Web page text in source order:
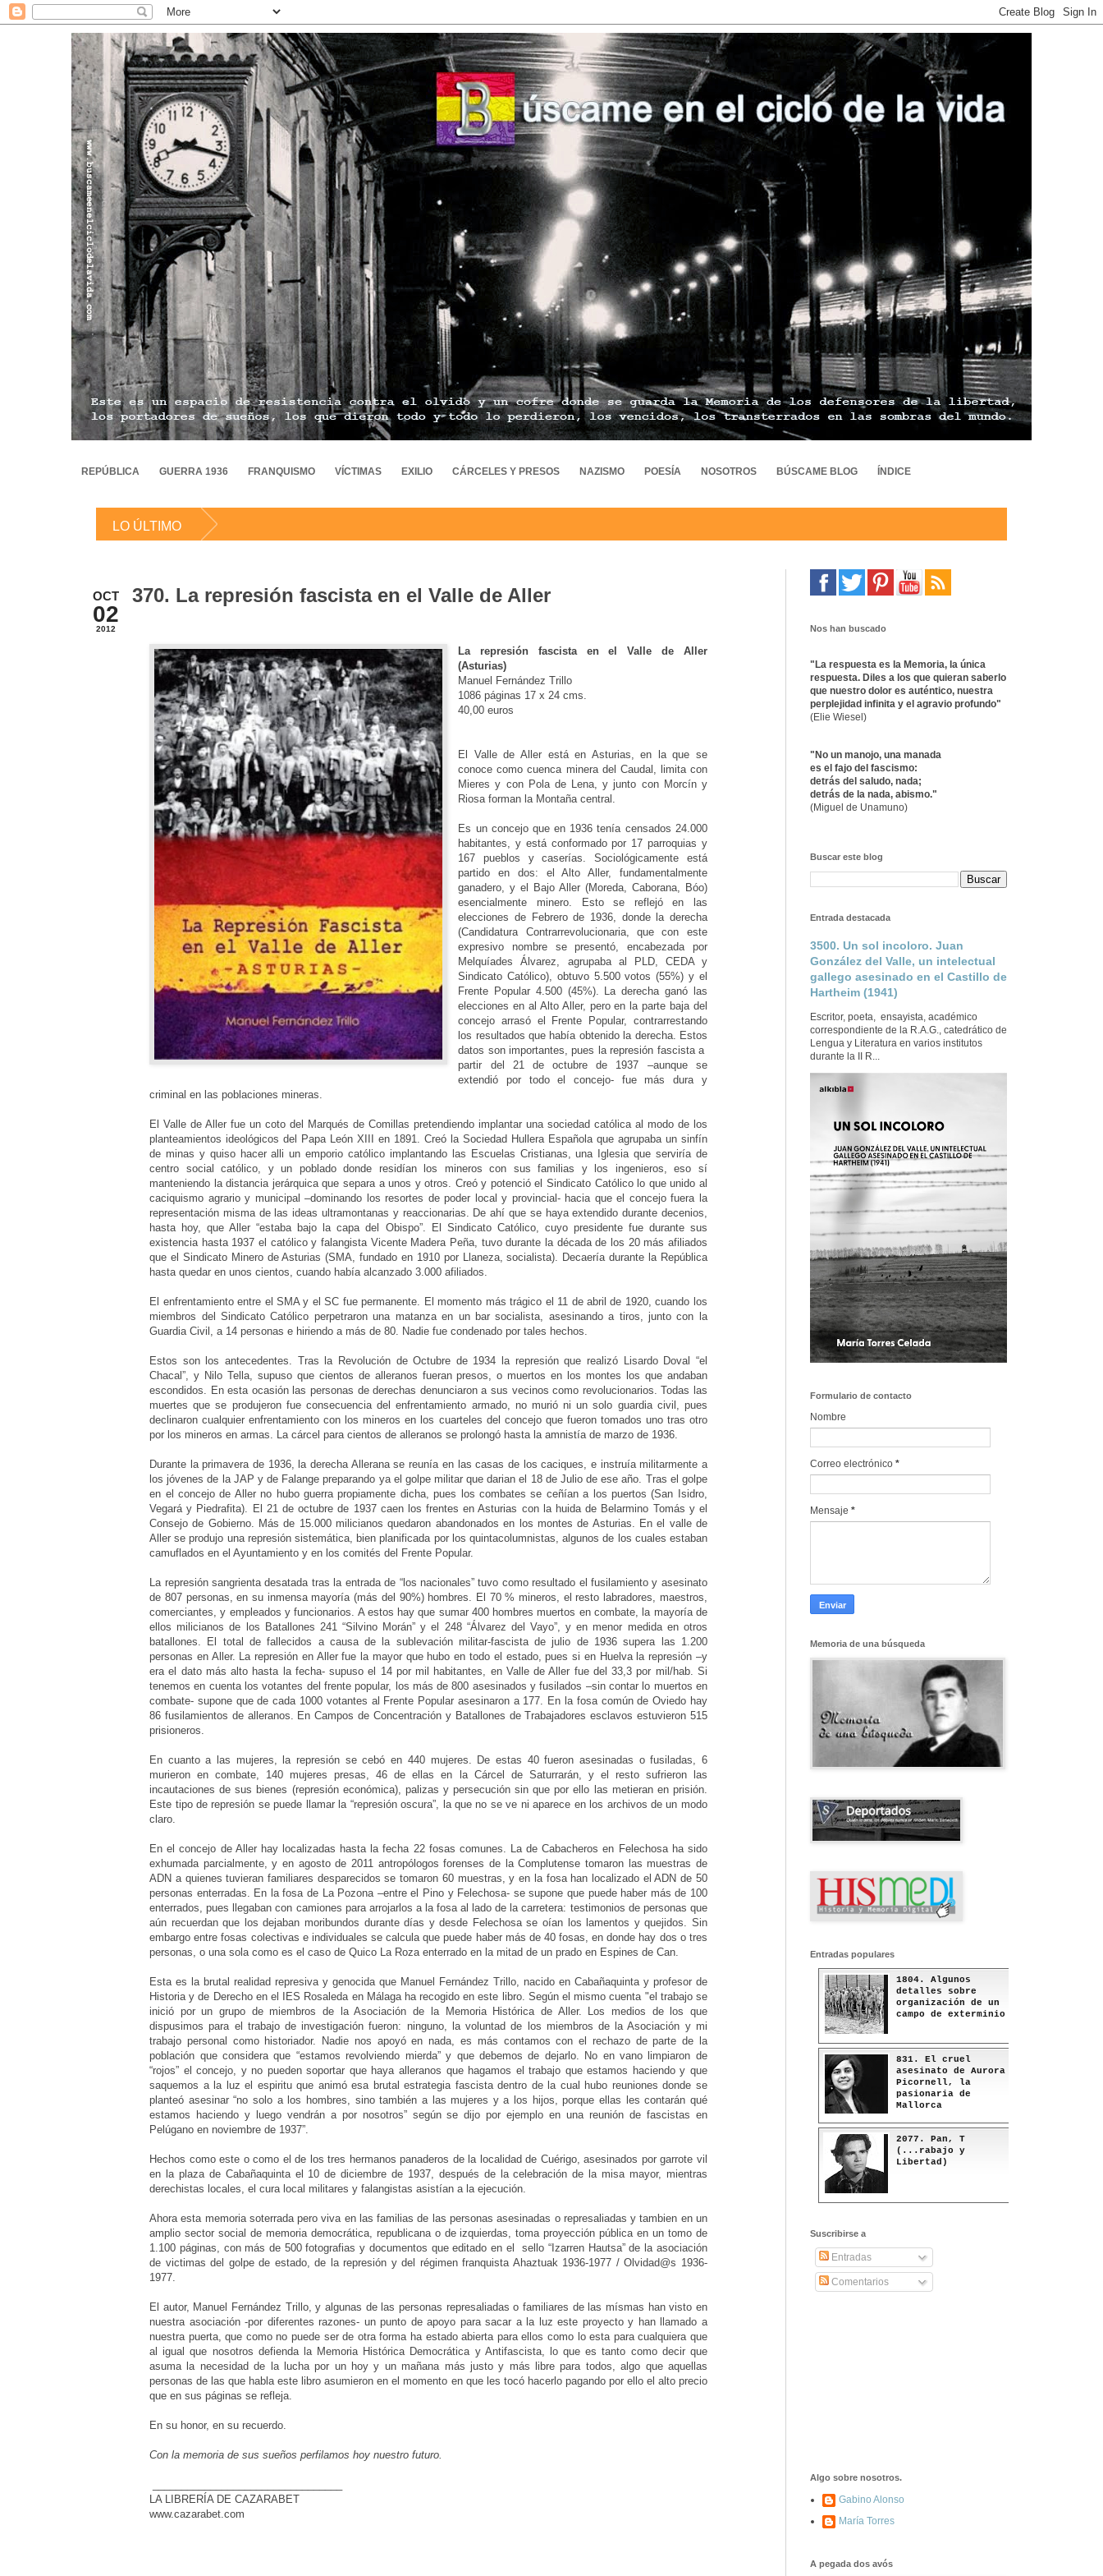
REPÚBLICA GUERRA 1936 FRANQUISMO VÍCTIMAS EXILIO CÁRCELES Y PRESOS NAZISMO POESÍA NOSOTROS BÚSCAME BLOG ÍNDICE
LO ÚLTIMO
OCT
02
2012
370. La represión fascista en el Valle de Aller
La represión fascista en el Valle de Aller
(Asturias)
Manuel Fernández Trillo
1086 páginas 17 x 24 cms.
40,00 euros
El Valle de Aller está en Asturias, en la que se
conoce como cuenca minera del Caudal, limita con
Mieres y con Pola de Lena, y junto con Morcín y
Riosa forman la Montaña central.
Es un concejo que en 1936 tenía censados 24.000
habitantes, y está conformado por 17 parroquias y
167 pueblos y caserías. Sociológicamente está
partido en dos: el Alto Aller, fundamentalmente
ganadero, y el Bajo Aller (Moreda, Caborana, Bóo)
esencialmente minero. Esto se reflejó en las
elecciones de Febrero de 1936, donde la derecha
(Candidatura Contrarrevolucionaria, que con este
expresivo nombre se presentó, encabezada por
Melquíades Álvarez, agrupaba al PLD, CEDA y
Sindicato Católico), obtuvo 5.500 votos (55%) y el
Frente Popular 4.500 (45%). La derecha ganó las
elecciones en al Alto Aller, pero en la parte baja del
concejo arrasó el Frente Popular, contrarrestando
los resultados que había obtenido la derecha. Estos
datos son importantes, pues la represión fascista a
partir del 21 de octubre de 1937 –aunque se
extendió por todo el concejo- fue más dura y
criminal en las poblaciones mineras.
El Valle de Aller fue un coto del Marqués de Comillas pretendiendo implantar una sociedad católica al modo de los
planteamientos ideológicos del Papa León XIII en 1891. Creó la Sociedad Hullera Española que agrupaba un sinfín
de minas y quiso hacer alli un emporio católico implantando las Escuelas Cristianas, una Iglesia que serviría de
centro social católico, y un poblado donde residían los mineros con sus familias y los ingenieros, eso sí
manteniendo la distancia jerárquica que separa a unos y otros. Creó y potenció el Sindicato Católico lo que unido al
caciquismo agrario y municipal –dominando los resortes de poder local y provincial- hacia que el concejo fuera la
representación misma de las ideas ultramontanas y reaccionarias. De ahí que se haya extendido durante decenios,
hasta hoy, que Aller “estaba bajo la capa del Obispo”. El Sindicato Católico, cuyo presidente fue durante sus
existencia hasta 1937 el católico y falangista Vicente Madera Peña, tuvo durante la década de los 20 más afiliados
que el Sindicato Minero de Asturias (SMA, fundado en 1910 por Llaneza, socialista). Decaería durante la República
hasta quedar en unos cientos, cuando había alcanzado 3.000 afiliados.
El enfrentamiento entre el SMA y el SC fue permanente. El momento más trágico el 11 de abril de 1920, cuando los
miembros del Sindicato Católico perpetraron una matanza en un bar socialista, asesinando a tiros, junto con la
Guardia Civil, a 14 personas e hiriendo a más de 80. Nadie fue condenado por tales hechos.
Estos son los antecedentes. Tras la Revolución de Octubre de 1934 la represión que realizó Lisardo Doval “el
Chacal”, y Nilo Tella, supuso que cientos de alleranos fueran presos, o muertos en los montes los que andaban
escondidos. En esta ocasión las personas de derechas denunciaron a sus vecinos como revolucionarios. Todas las
muertes que se produjeron fue consecuencia del enfrentamiento armado, no murió ni un solo guardia civil, pues
declinaron cualquier enfrentamiento con los mineros en los cuarteles del concejo que fueron tomados uno tras otro
por los mineros en armas. La cárcel para cientos de alleranos se prolongó hasta la amnistía de marzo de 1936.
Durante la primavera de 1936, la derecha Allerana se reunía en las casas de los caciques, e instruía militarmente a
los jóvenes de la JAP y de Falange preparando ya el golpe militar que darian el 18 de Julio de ese año. Tras el golpe
en el concejo de Aller no hubo guerra propiamente dicha, pues los combates se ceñían a los puertos (San Isidro,
Vegará y Piedrafita). El 21 de octubre de 1937 caen los frentes en Asturias con la huida de Belarmino Tomás y el
Consejo de Gobierno. Más de 15.000 milicianos quedaron abandonados en los montes de Asturias. En el valle de
Aller se produjo una represión sistemática, bien planificada por los quintacolumnistas, algunos de los cuales estaban
camuflados en el Ayuntamiento y en los comités del Frente Popular.
La represión sangrienta desatada tras la entrada de “los nacionales” tuvo como resultado el fusilamiento y asesinato
de 807 personas, en su inmensa mayoría (más del 90%) hombres. El 70 % mineros, el resto labradores, maestros,
comerciantes, y empleados y funcionarios. A estos hay que sumar 400 hombres muertos en combate, la mayoría de
ellos milicianos de los Batallones 241 “Silvino Morán” y el 248 “Álvarez del Vayo”, y en menor medida en otros
batallones. El total de fallecidos a causa de la sublevación militar-fascista de julio de 1936 supera las 1.200
personas en Aller. La represión en Aller fue la mayor que hubo en todo el estado, pues si en Huelva la represión –y
era el dato más alto hasta la fecha- supuso el 14 por mil habitantes, en Valle de Aller fue del 33,3 por mil/hab. Si
tenemos en cuenta los votantes del frente popular, los más de 800 asesinados y fusilados –sin contar lo muertos en
combate- supone que de cada 1000 votantes al Frente Popular asesinaron a 177. En la fosa común de Oviedo hay
86 fusilamientos de alleranos. En Campos de Concentración y Batallones de Trabajadores esclavos estuvieron 515
prisioneros.
En cuanto a las mujeres, la represión se cebó en 440 mujeres. De estas 40 fueron asesinadas o fusiladas, 6
murieron en combate, 140 mujeres presas, 46 de ellas en la Cárcel de Saturrarán, y el resto sufrieron las
incautaciones de sus bienes (represión económica), palizas y persecución sin que por ello las metieran en prisión.
Este tipo de represión se puede llamar la “represión oscura”, la que no se ve ni aparece en los archivos de un modo
claro.
En el concejo de Aller hay localizadas hasta la fecha 22 fosas comunes. La de Cabacheros en Felechosa ha sido
exhumada parcialmente, y en agosto de 2011 antropólogos forenses de la Complutense tomaron las muestras de
ADN a quienes tuvieran familiares desparecidos se tomaron 60 muestras, y en la fosa han localizado el ADN de 50
personas enterradas. En la fosa de La Pozona –entre el Pino y Felechosa- se supone que puede haber más de 100
enterrados, pues llegaban con camiones para arrojarlos a la fosa al lado de la carretera: testimonios de personas que
aún recuerdan que los dejaban moribundos durante días y desde Felechosa se oían los lamentos y quejidos. Sin
embargo entre fosas colectivas e individuales se calcula que puede haber más de 40 fosas, en donde hay dos o tres
personas, o una sola como es el caso de Quico La Roza enterrado en la mitad de un prado en Espines de Can.
Esta es la brutal realidad represiva y genocida que Manuel Fernández Trillo, nacido en Cabañaquinta y profesor de
Historia y de Derecho en el IES Rosaleda en Málaga ha recogido en este libro. Según el mismo cuenta "el trabajo se
inició por un grupo de miembros de la Asociación de la Memoria Histórica de Aller. Los medios de los que
dispusimos para el trabajo de investigación fueron: ninguno, la voluntad de los miembros de la Asociación y mi
trabajo personal como historiador. Nadie nos apoyó en nada, es más contamos con el rechazo de parte de la
población que considera que “estamos revolviendo mierda” y que debemos de dejarlo. No en vano limpiaron de
“rojos” el concejo, y no pueden soportar que haya alleranos que hagamos el trabajo que estamos haciendo y que
saquemos a la luz el espiritu que animó esa brutal estrategia fascista dentro de la cual hubo reuniones donde se
planteó asesinar “no solo a los hombres, sino también a las mujeres y a los hijos, porque ellas les contarán qué
estamos haciendo y luego vendrán a por nosotros” según se dijo por ejemplo en una reunión de fascistas en
Pelúgano en noviembre de 1937”.
Hechos como este o como el de los tres hermanos panaderos de la localidad de Cuérigo, asesinados por garrote vil
en la plaza de Cabañaquinta el 10 de diciembre de 1937, después de la celebración de la misa mayor, mientras
derechistas locales, el cura local militares y falangistas asistían a la ejecución.
Ahora esta memoria soterrada pero viva en las familias de las personas asesinadas o represaliadas y tambien en un
amplio sector social de memoria democrática, republicana o de izquierdas, toma proyección pública en un tomo de
1.100 páginas, con más de 500 fotografias y documentos que editado en el sello “Izarren Hautsa” de la asociación
de victimas del golpe de estado, de la represión y del régimen franquista Ahaztuak 1936-1977 / Olvidad@s 1936-
1977.
El autor, Manuel Fernández Trillo, y algunas de las personas represaliadas o familiares de las mísmas han visto en
nuestra asociación -por diferentes razones- un punto de apoyo para sacar a la luz este proyecto y han llamado a
nuestra puerta, que como no puede ser de otra forma ha estado abierta para ellos como lo esta para cualquiera que
al igual que nosotros defienda la Memoria Histórica Democrática y Antifascista, lo que es tanto como decir que
asuma la necesidad de la lucha por un hoy y un mañana más justo y más libre para todos, algo que aquellas
personas de las que habla este libro asumieron en el momento en que les tocó hacerlo pagando por ello el alto precio
que en sus páginas se refleja.
En su honor, en su recuerdo.
Con la memoria de sus sueños perfilamos hoy nuestro futuro.
LA LIBRERÍA DE CAZARABET
www.cazarabet.com
Nos han buscado
"La respuesta es la Memoria, la única
respuesta. Diles a los que quieran saberlo
que nuestro dolor es auténtico, nuestra
perplejidad infinita y el agravio profundo"
(Elie Wiesel)
"No un manojo, una manada
es el fajo del fascismo:
detrás del saludo, nada;
detrás de la nada, abismo."
(Miguel de Unamuno)
Buscar este blog
Entrada destacada
3500. Un sol incoloro. Juan
González del Valle, un intelectual
gallego asesinado en el Castillo de
Hartheim (1941)
Escritor, poeta, ensayista, académico
correspondiente de la R.A.G., catedrático de
Lengua y Literatura en varios institutos
durante la II R...
Formulario de contacto
Nombre
Correo electrónico *
Mensaje *
Memoria de una búsqueda
Entradas populares
1804. Algunos
detalles sobre
organización de un
campo de exterminio
831. El cruel
asesinato de Aurora
Picornell, la
pasionaria de
Mallorca
2077. Pan, T
(...rabajo y
Libertad)
Suscribirse a
Entradas
Comentarios
Algo sobre nosotros.
Gabino Alonso
María Torres
A pegada dos avós